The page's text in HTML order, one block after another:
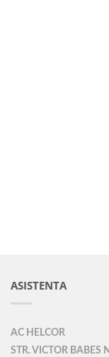
ASISTENTA
AC HELCOR
STR. VICTOR BABES